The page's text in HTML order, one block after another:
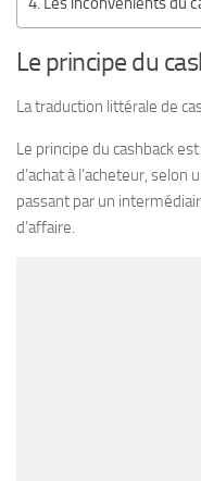
Le principe du
La traduction littérale de
Le principe du cashback
d’achat à l’acheteur, selon
passant par un
d’affaire.